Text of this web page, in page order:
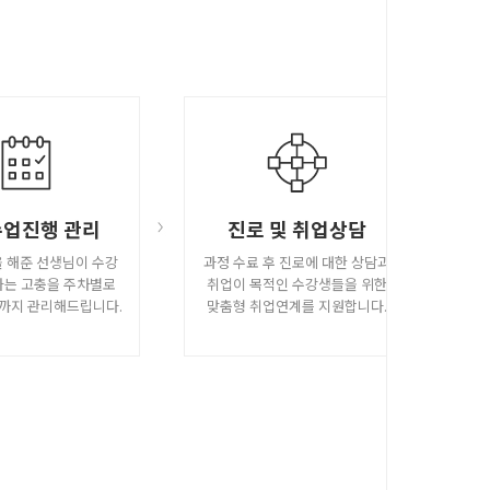
진행 관리
해준 선생님이 수강
고충을 주차별로
지 관리해드립니다.
진로 및 취업상담
과정 수료 후 진로에 대한 상담과
취업이 목적인 수강생들을 위한
맞춤형 취업연계를 지원합니다.